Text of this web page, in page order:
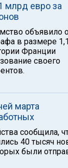
млрд евро за
объявило
в размере 1,1
Франции
своего
марта
сообщила,
40 тысяч
были